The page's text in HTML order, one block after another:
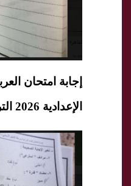
إجابة امتحان
الإعدادية 2026 الترم الثاني القاهرة